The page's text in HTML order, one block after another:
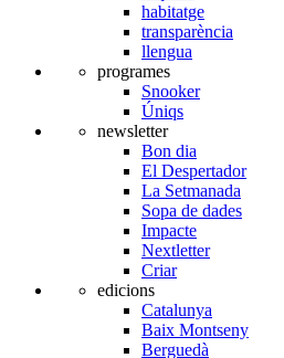
habitatge
transparència
llengua
programes
Snooker
Úniqs
newsletter
Bon dia
El Despertador
La Setmanada
Sopa de dades
Impacte
Nextletter
Criar
edicions
Catalunya
Baix Montseny
Berguedà